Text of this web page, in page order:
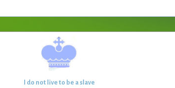
I do not live to be a slave